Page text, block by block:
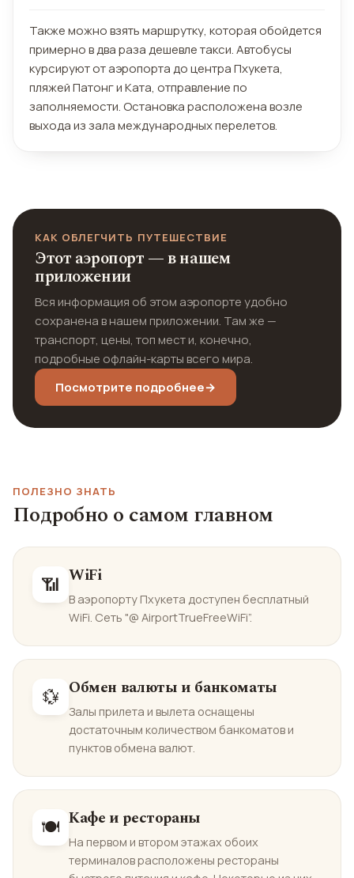
Также можно взять маршрутку, которая обойдется
примерно в два раза дешевле такси. Автобусы
курсируют от аэропорта до центра Пхукета,
пляжей Патонг и Ката, отправление по
заполняемости. Остановка расположена возле
выхода из зала международных перелетов.
КАК ОБЛЕГЧИТЬ ПУТЕШЕСТВИЕ
Этот аэропорт — в нашем
приложении
Вся информация об этом аэропорте удобно
сохранена в нашем приложении. Там же —
транспорт, цены, топ мест и, конечно,
подробные офлайн-карты всего мира.
Посмотрите подробнее→
ПОЛЕЗНО ЗНАТЬ
Подробно о самом главном
📶 WiFi
В аэропорту Пхукета доступен бесплатный
WiFi. Сеть "@ AirportTrueFreeWiFi”.
💱 Обмен валюты и банкоматы
Залы прилета и вылета оснащены
достаточным количеством банкоматов и
пунктов обмена валют.
🍽️ Кафе и рестораны
На первом и втором этажах обоих
терминалов расположены рестораны